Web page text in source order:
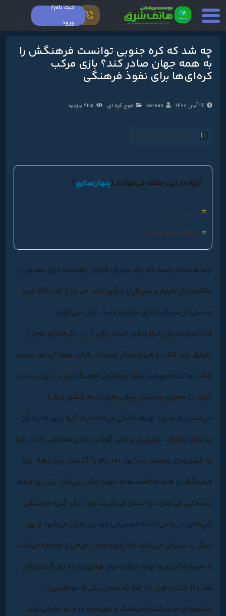
ثبت نام/
ورود
چه شد که کره جنوبی توانست فرهنگش را
به همه جهان صادر کند؟ بازی مرکب
کره‌ای‌ها برای نفوذ فرهنگی
17 آبان 1400 korean موج کره ای 925 بازدید
زمان مطالعه : 8دقیقه
آنچه در این مقاله می‌خوانید [پنهان‌سازی]
⭐ کی پاپ چیست؟
⭐ میزان نفوذ هالیو
چند هفته‌ای است که یک سریال کره‌ای توانسته خیل عظیمی از
علاقه‌مندان فیلم و سریال را درگیر کند. هر جا را که نگاه کنید
صحبتی از سریال «بازی مرکب» است. یکی می‌گوید
قاب‌بندی‌هایش خیال‌انگیز است، یکی آن را برگرفته‌ای خوب از
تلفیق چند کتاب و فیلم دیگر می‌داند. شاید همه این‌ها درست
باشد اما نکته مهم‌تر نفوذ روزافرون فرهنگ کره در جهان است.
شاید تا همین چندسال پیش وقتی اسم کشور کره را
می‌شنیدیم به یاد لوازم خانگی می‌افتادیم، کره برای ما یادآور
صادرات یخچال، تلویزیون و حتی گوشی تلفن همراهی که از کره
به کشورهای مختلف دنیا بود اما حالا با گذشت چند دهه، کره
فرهنگش را هم به اقصا نقاط جهان صادر می‌کند. یک روز فیلم‌
سینمایی می‌سازند و اسکار می‌گیرند، روز دیگر گروه موسیقی
پاپ‌شان در پخش‌کننده موسیقی جوانان پخش می‌شود و روز
دیگر با سریالی می‌سازد که رکوردهای تاریخی را جابه‌جا می‌کند.
با سرمایه‌گذاری و توجه دولت، موج هالیو روز به روز گسترده‌تر
شد و از ابتدای قرن 21، کره به عنوان یکی از موفق‌ترین
کشورهای صادرکننده فرهنگ و توریسم در دنیا معرفی شد.